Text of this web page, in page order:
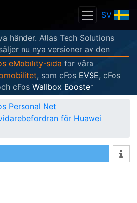
SV
händer. Atlas Tech Solutions
nu nya versioner av den
eMobility-sida för våra
, som cFos EVSE, cFos
cFos Wallbox Booster
Personal Net
för Huawei